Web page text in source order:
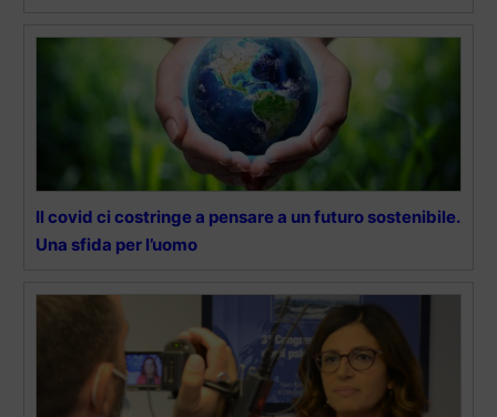
Il covid ci costringe a pensare a un futuro sostenibile.
Una sfida per l’uomo